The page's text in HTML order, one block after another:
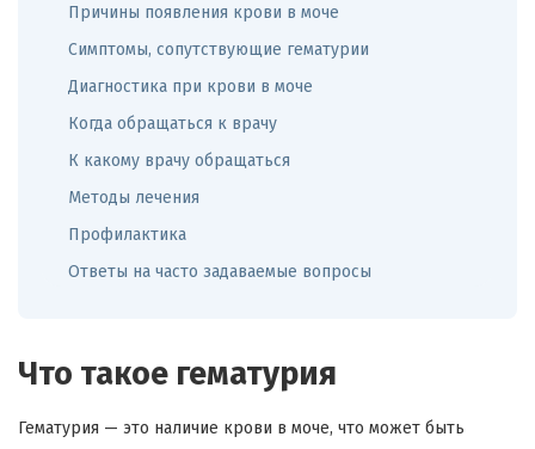
Причины появления крови в моче
Симптомы, сопутствующие гематурии
Диагностика при крови в моче
Когда обращаться к врачу
К какому врачу обращаться
Методы лечения
Профилактика
Ответы на часто задаваемые вопросы
Что такое гематурия
Гематурия — это наличие крови в моче, что может быть